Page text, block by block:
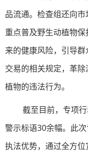
品流通。检查组还向市
重点普及野生动植物
来的健康风险，引导
交易的相关规定，革
植物的违法行为。
截至目前，专项
警示标语30余幅。此
执法优势，通过全方